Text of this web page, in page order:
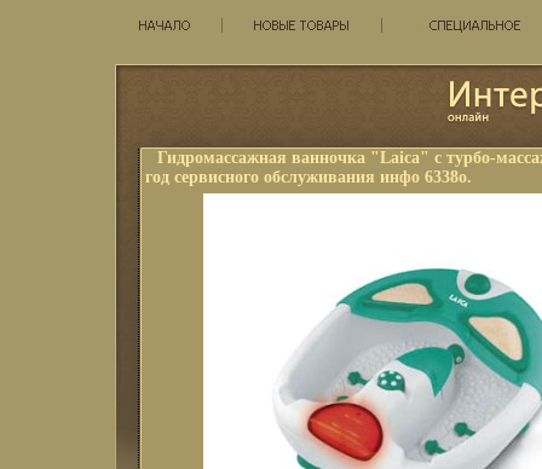
Гидромассажная ванночка "Laica" с турбо-
год сервисного обслуживания инфо 6338o.